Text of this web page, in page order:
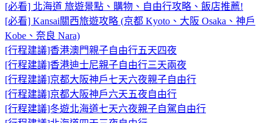
[必看] 北海道 旅遊景點、購物、自由行攻略、飯店推薦!
[必看] Kansai關西旅遊攻略 (京都 Kyoto、大阪 Osaka、神戶
Kobe、奈良 Nara)
[行程建議]香港澳門親子自由行五天四夜
[行程建議]香港迪士尼親子自由行三天兩夜
[行程建議]京都大阪神戶七天六夜親子自由行
[行程建議]京都大阪神戶六天五夜自由行
[行程建議]冬遊北海道七天六夜親子自駕自由行